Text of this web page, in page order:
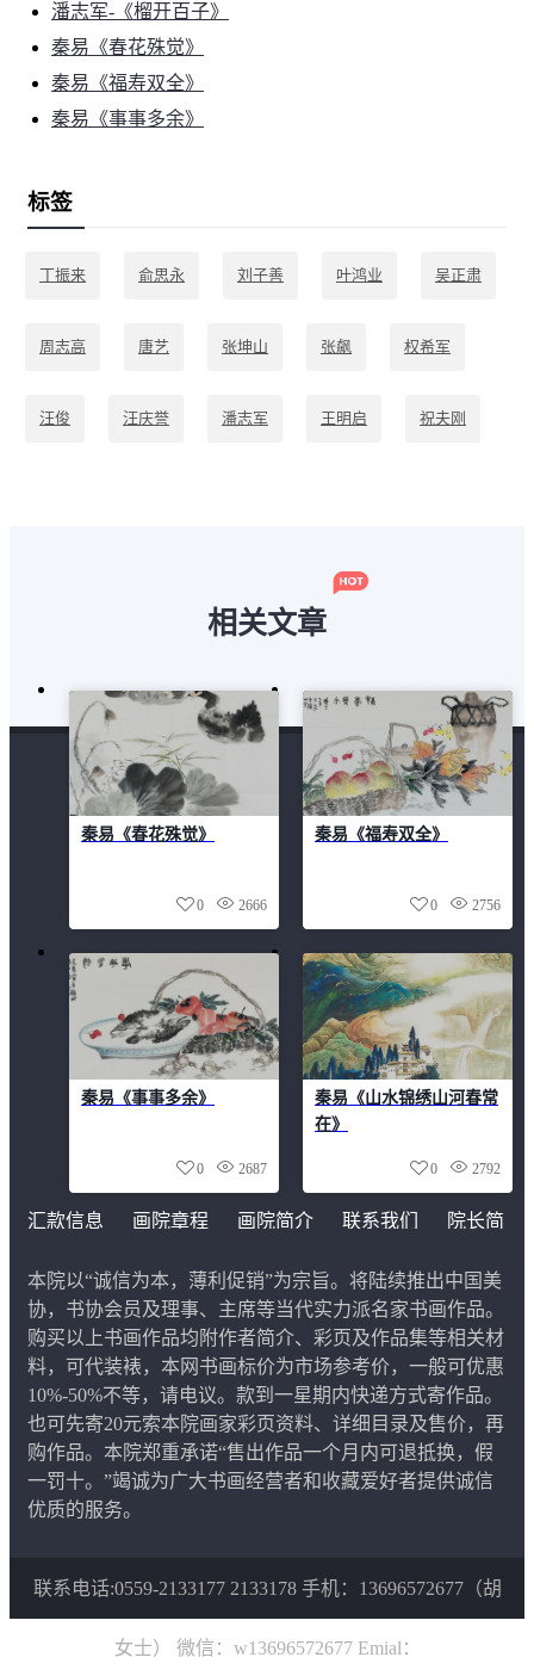
潘志军-《榴开百子》
秦易《春花殊觉》
秦易《福寿双全》
秦易《事事多余》
标签
丁振来 俞思永 刘子善 叶鸿业 吴正肃
周志高 唐艺 张坤山 张飙 权希军
汪俊 汪庆誉 潘志军 王明启 祝夫刚
相关文章
秦易《春花殊觉》
2666
0
秦易《福寿双全》
2756
0
秦易《事事多余》
2687
0
秦易《山水锦绣山河春常
在》
2792
0
汇款信息 画院章程 画院简介 联系我们
院长简
本院以“诚信为本，薄利促销”为宗旨。将陆续推出中国美
协，书协会员及理事、主席等当代实力派名家书画作品。
购买以上书画作品均附作者简介、彩页及作品集等相关材
料，可代装裱，本网书画标价为市场参考价，一般可优惠
10%-50%不等，请电议。款到一星期内快递方式寄作品。
也可先寄20元索本院画家彩页资料、详细目录及售价，再
购作品。本院郑重承诺“售出作品一个月内可退抵换，假
一罚十。”竭诚为广大书画经营者和收藏爱好者提供诚信
优质的服务。
联系电话:0559-2133177 2133178 手机：13696572677（胡
女士） 微信：w13696572677 Emial：